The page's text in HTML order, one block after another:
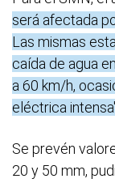
será afectada
Las mismas
caída de agua
a 60 km/h,
eléctrica
Se prevén
20 y 50 mm,